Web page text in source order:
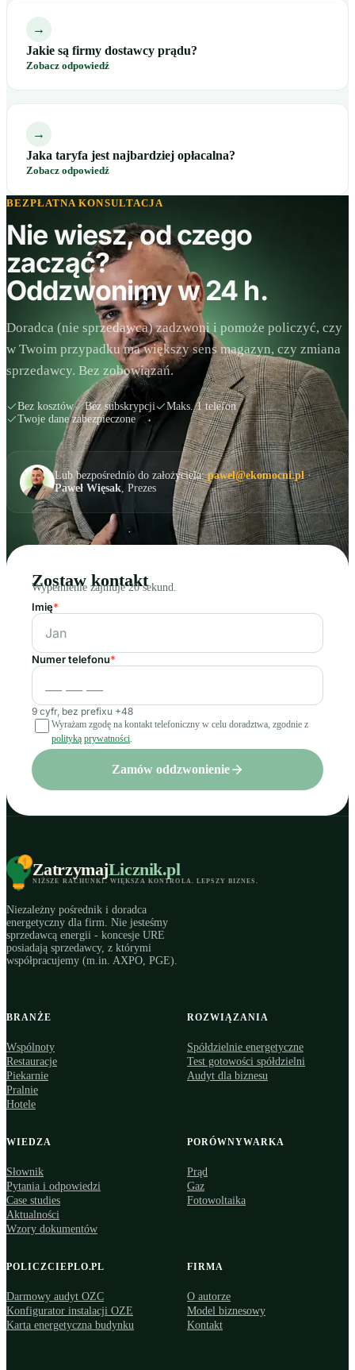
→
Jakie są firmy dostawcy prądu?
Zobacz odpowiedź
→
Jaka taryfa jest najbardziej opłacalna?
Zobacz odpowiedź
BEZPŁATNA KONSULTACJA
Nie wiesz, od czego
zacząć?
Oddzwonimy w 24 h.
Doradca (nie sprzedawca) zadzwoni i pomoże policzyć, czy
w Twoim przypadku ma większy sens magazyn, czy zmiana
sprzedawcy. Bez zobowiązań.
Bez kosztów Bez subskrypcji
Maks. 1 telefon
Twoje dane zabezpieczone
Lub bezpośrednio do założyciela:pawel@ekomocni.pl·
Paweł Więsak, Prezes
Zostaw kontakt
Wypełnienie zajmuje 20 sekund.
Imię*
Numer telefonu*
9 cyfr, bez prefixu +48
Wyrażam zgodę na kontakt telefoniczny w celu doradztwa, zgodnie z
polityką prywatności.
Zamów oddzwonienie
ZatrzymajLicznik.pl
NIŻSZE RACHUNKI. WIĘKSZA KONTROLA. LEPSZY BIZNES .
Niezależny pośrednik i doradca
energetyczny dla firm. Nie jesteśmy
sprzedawcą energii - koncesje URE
posiadają sprzedawcy, z którymi
współpracujemy (m.in. AXPO, PGE).
BRANŻE
Wspólnoty
Restauracje
Piekarnie
Pralnie
Hotele
ROZWIĄZANIA
Spółdzielnie energetyczne
Test gotowości spółdzielni
Audyt dla biznesu
WIEDZA
Słownik
Pytania i odpowiedzi
Case studies
Aktualności
Wzory dokumentów
PORÓWNYWARKA
Prąd
Gaz
Fotowoltaika
POLICZCIEPLO.PL
Darmowy audyt OZC
Konfigurator instalacji OZE
Karta energetyczna budynku
FIRMA
O autorze
Model biznesowy
Kontakt